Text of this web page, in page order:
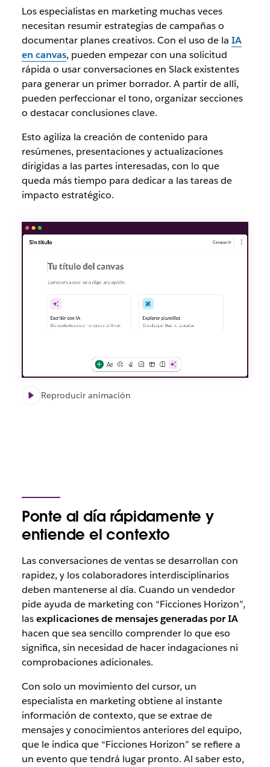
Los especialistas en marketing muchas veces
necesitan resumir estrategias de campañas o
documentar planes creativos. Con el uso de la IA
en canvas, pueden empezar con una solicitud
rápida o usar conversaciones en Slack existentes
para generar un primer borrador. A partir de allí,
pueden perfeccionar el tono, organizar secciones
o destacar conclusiones clave.
Esto agiliza la creación de contenido para
resúmenes, presentaciones y actualizaciones
dirigidas a las partes interesadas, con lo que
queda más tiempo para dedicar a las tareas de
impacto estratégico.
Reproducir animación
Ponte al día rápidamente y
entiende el contexto
Las conversaciones de ventas se desarrollan con
rapidez, y los colaboradores interdisciplinarios
deben mantenerse al día. Cuando un vendedor
pide ayuda de marketing con “Ficciones Horizon”,
lasexplicaciones de mensajes generadas por IA
hacen que sea sencillo comprender lo que eso
significa, sin necesidad de hacer indagaciones ni
comprobaciones adicionales.
Con solo un movimiento del cursor, un
especialista en marketing obtiene al instante
información de contexto, que se extrae de
mensajes y conocimientos anteriores del equipo,
que le indica que “Ficciones Horizon” se refiere a
un evento que tendrá lugar pronto. Al saber esto,